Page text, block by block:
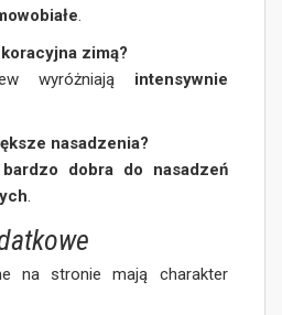
.
zimą?
wyróżniają intensywnie
nasadzenia?
bardzo dobra do nasadzeń
.
na stronie mają charakter